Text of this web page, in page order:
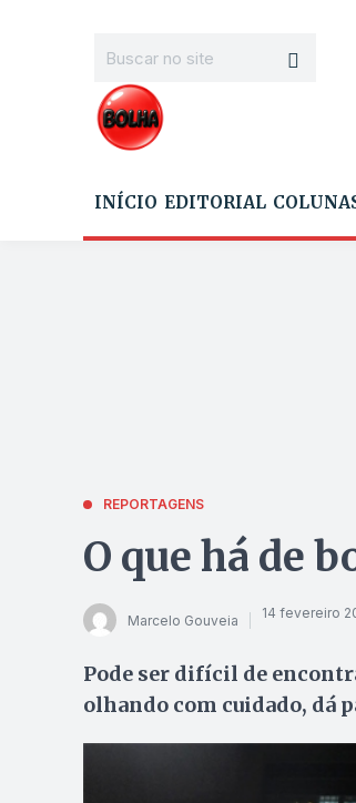
INÍCIO EDITORIAL
REPORTAGENS
O que há de
Marcelo Gouveia 14 fevereiro
Pode ser difícil de
olhando com cuidado, dá